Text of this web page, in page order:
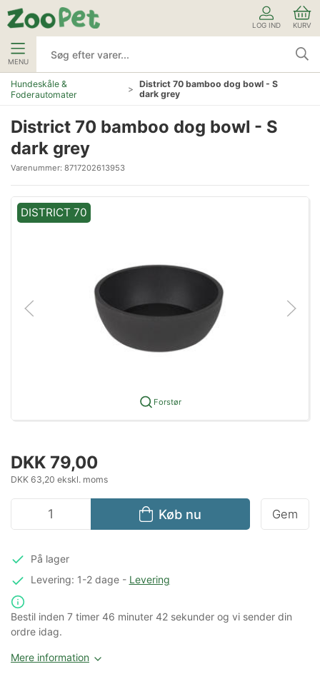
LOG IND KURV
MENU
Hundeskåle &
Foderautomater
District 70 bamboo dog bowl - S
dark grey
District 70 bamboo dog bowl - S
dark grey
Varenummer: 8717202613953
DISTRICT 70
Forstør
DKK 79,00
DKK 63,20 ekskl. moms
Køb nu Gem
På lager
Levering: 1-2 dage- Levering
Bestil inden 7 timer 46 minuter 41 sekunderog vi sender din
ordre idag.
Mere information